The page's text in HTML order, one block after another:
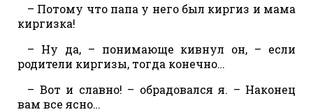
– Потому что папа у него был киргиз и мама
киргизка!
– Ну да, – понимающе кивнул он, – если
родители киргизы, тогда конечно…
– Вот и славно! – обрадовался я. – Наконец
вам все ясно…